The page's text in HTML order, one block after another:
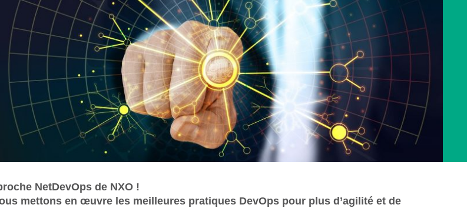
NetDevOps de NXO !
mettons en œuvre les meilleures pratiques DevOps pour plus d’agilité et de